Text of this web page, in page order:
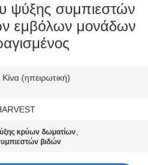
ψύξης συμπιεστών
εμβόλων μονάδων
(ηπειρωτική)
κρύων δωματίων,
βιδών